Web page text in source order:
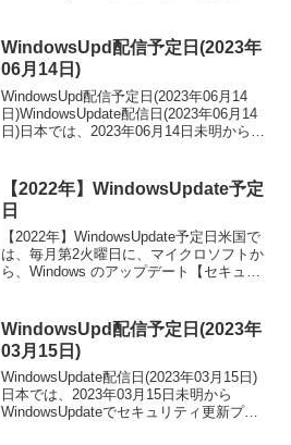
い」「パソコンが重い」...
WindowsUpd配信予定日(2023年
06月14日)
WindowsUpd配信予定日(2023年06月14
日)WindowsUpdate配信日(2023年06月14
日)日本では、2023年06月14日未明から
全...
【2022年】WindowsUpdate予定
日
【2022年】WindowsUpdate予定日米国で
は、毎月第2火曜日に、マイクロソフトか
ら、Windows のアップデート【セキュリ
（日本時間）の午前2時又は3時（米...
WindowsUpd配信予定日(2023年
03月15日)
WindowsUpdate配信日(2023年03月15日)
日本では、2023年03月15日未明から
WindowsUpdateでセキュリティ更新プロ